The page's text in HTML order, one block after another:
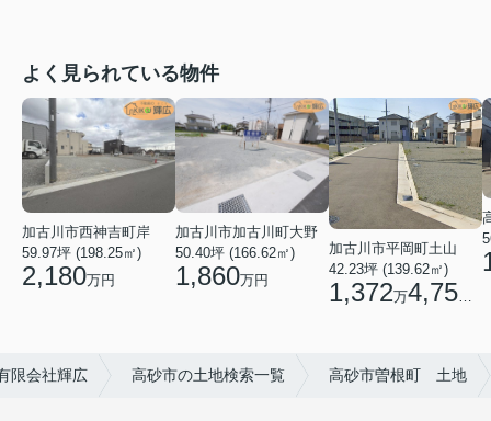
よく見られている物件
加古川市西神吉町岸
59.97坪 (198.25㎡)
2,180万円
加古川市加古川町大野
50.40坪 (166.62㎡)
1,860万円
加古川市平岡町土山
42.23坪 (139.62㎡)
1,372万4,750
限会社輝広 高砂市の土地検索一覧 高砂市曽根町 土地